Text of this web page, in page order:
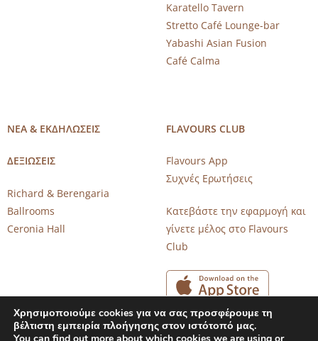
Karatello Tavern
Stretto Café Lounge-bar
Yabashi Asian Fusion
Café Calma
ΝΕΑ & ΕΚΔΗΛΩΣΕΙΣ
ΔΕΞΙΩΣΕΙΣ
Richard & Berengaria
Ballrooms
Ceronia Hall
FLAVOURS CLUB
Flavours App
Συχνές Ερωτήσεις
Κατεβάστε την εφαρμογή και
γίνετε μέλος στο Flavours
Club
Χρησιμοποιούμε cookies για να σας προσφέρουμε τη
βέλτιστη εμπειρία πλοήγησης στον ιστότοπό μας.